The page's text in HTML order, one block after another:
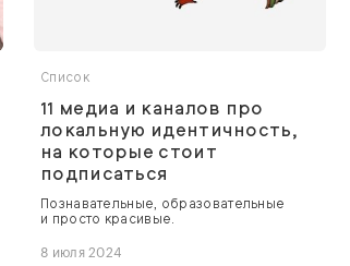
Список
11 медиа и каналов про
локальную идентичность,
на которые стоит
подписаться
Познавательные, образовательные
и просто красивые.
8 июля 2024